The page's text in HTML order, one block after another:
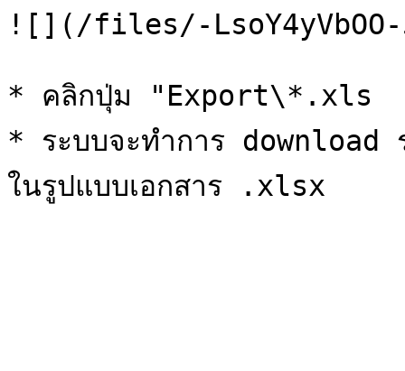
![](/files/-LsoY4yVbOO-
* คลิกปุ่ม "Export\*.xls
* ระบบจะทำการ download